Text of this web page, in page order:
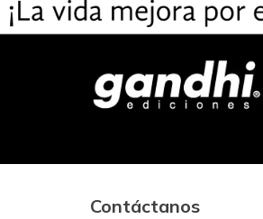
Contáctanos